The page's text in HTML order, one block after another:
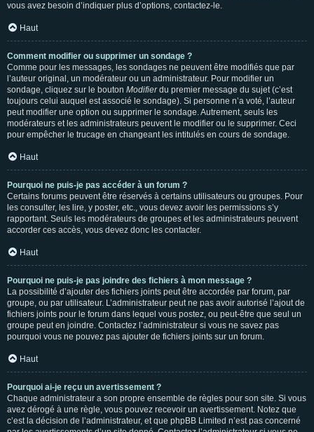
vous avez besoin d’indiquer plus d’options, contactez-le.
Haut
Comment modifier ou supprimer un sondage ?
Comme pour les messages, les sondages ne peuvent être modifiés que par
l’auteur original, un modérateur ou un administrateur. Pour modifier un
sondage, cliquez sur le bouton Modifierdu premier message du sujet (c’est
toujours celui auquel est associé le sondage). Si personne n’a voté, l’auteur
peut modifier une option ou supprimer le sondage. Autrement, seuls les
modérateurs et les administrateurs peuvent le modifier ou le supprimer. Ceci
pour empêcher le trucage en changeant les intitulés en cours de sondage.
Haut
Pourquoi ne puis-je pas accéder à un forum ?
Certains forums peuvent être réservés à certains utilisateurs ou groupes. Pour
les consulter, les lire, y poster, etc., vous devez avoir les permissions s’y
rapportant. Seuls les modérateurs de groupes et les administrateurs peuvent
accorder ces accès, vous devez donc les contacter.
Haut
Pourquoi ne puis-je pas joindre des fichiers à mon message ?
La possibilité d’ajouter des fichiers joints peut être accordée par forum, par
groupe, ou par utilisateur. L’administrateur peut ne pas avoir autorisé l’ajout de
fichiers joints pour le forum dans lequel vous postez, ou peut-être que seul un
groupe peut en joindre. Contactez l’administrateur si vous ne savez pas
pourquoi vous ne pouvez pas ajouter de fichiers joints sur un forum.
Haut
Pourquoi ai-je reçu un avertissement ?
Chaque administrateur a son propre ensemble de règles pour son site. Si vous
avez dérogé à une règle, vous pouvez recevoir un avertissement. Notez que
c’est la décision de l’administrateur, et que phpBB Limited n’est pas concerné